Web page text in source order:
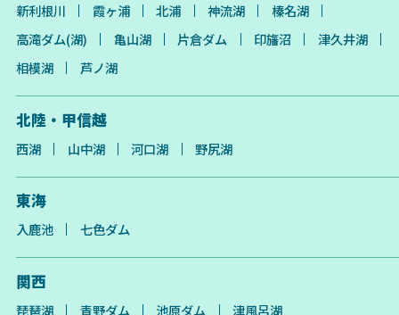
新利根川 霞ヶ浦 北浦 神流湖
榛名湖
高滝ダム(湖)
亀山湖 片倉ダム 印旛沼
津久井湖
相模湖
芦ノ湖
北陸・甲信越
西湖 山中湖 河口湖 野尻湖
東海
入鹿池 七色ダム
関西
琵琶湖 青野ダム 池原ダム 津風呂湖